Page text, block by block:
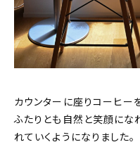
カウンターに座りコーヒー
ふたりとも自然と笑顔にな
れていくようになりました。